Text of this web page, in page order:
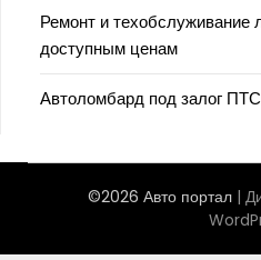
Ремонт и техобслуживание
доступным ценам
Автоломбард под залог
©2026 Авто портал |